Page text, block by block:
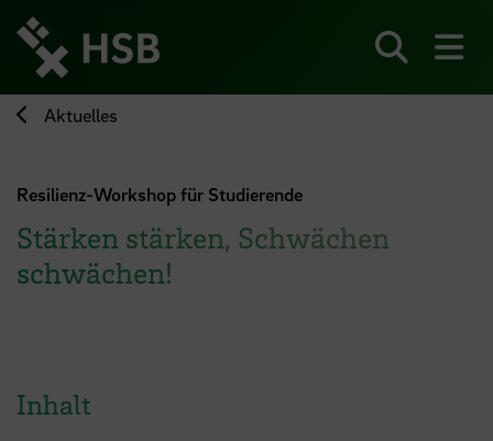
zum
Seiteninhalt
springen
Aktuelles
Resilienz-Workshop für Studierende
Stärken stärken, Schwächen
schwächen!
Inhalt